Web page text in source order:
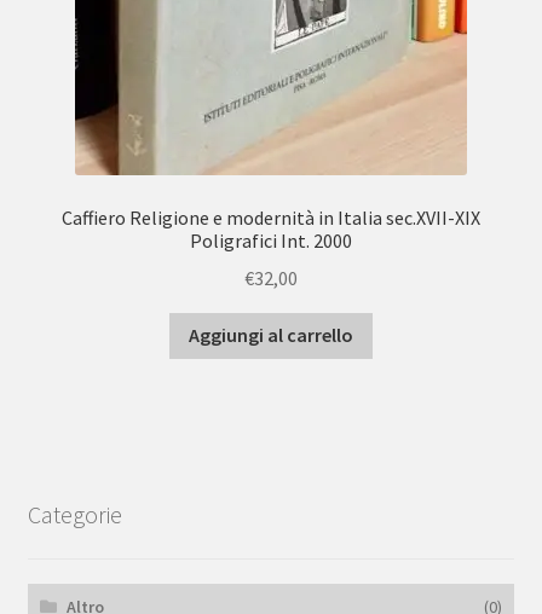
Caffiero Religione e modernità in Italia sec.XVII-XIX
Poligrafici Int. 2000
€32,00
Aggiungi al carrello
Categorie
Altro (0)